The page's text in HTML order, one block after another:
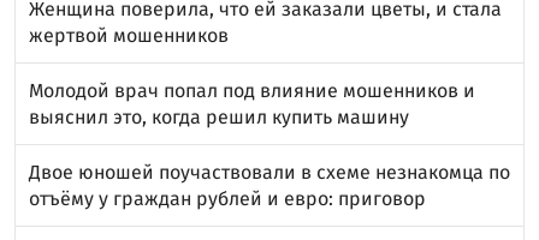
Женщина поверила, что ей заказали цветы, и стала
жертвой мошенников
Молодой врач попал под влияние мошенников и
выяснил это, когда решил купить машину
Двое юношей поучаствовали в схеме незнакомца по
отъёму у граждан рублей и евро: приговор